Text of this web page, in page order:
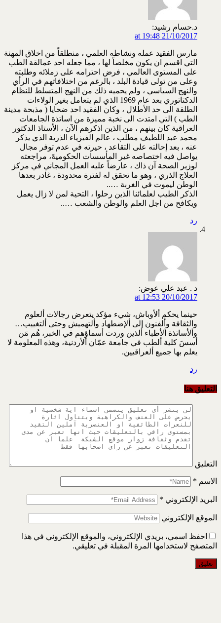
د.حسام رشيد:
21/10/2017 at 19:48
مارس الفقيد عمله ونشاطه العلمي ، منطلقاً من اخلاق المهنة
التي اقسم ان يكون مخلصاً لها ، مما جعله احد عمالقة الطب
على المستوى العالمي ، فرض احترامه على زملائه وطلبته
وعلى من تولى قيادة البلد ، بالرغم من اختلافاتهم في الرأي
والنهج السياسي ، ولم يحميه ذلك من النهج المتسلط للنظام
الدكتاتوري بعد عام 1969 الذي لم يتعامل بغير الولاءات
الطلقة الى حد الأطلال ، وكان الفقيد احد ضحايا ( مذبحة مدينة
الطب ) التي امتدت الى نخبة مميزة من اساتذة الجامعات
العراقية كان بينهم ، من الذين اذكرهم الآن ، الأستاذ الدكتور
محمد عبد اللطيف مطلب ، عالم الفيزياء الذرية الذي يذكر
عنه ، بعد إحالته على التقاعد ، حيرته في عدم توفر مجال
يواصل فيه اختصاصه غير المأسسات الحكوميهً، مراجعته
لوزير الصحة آن ذاك ، عارضاً عليه العمل المجاني في مركز
العلاج الذري ، وهو ما تحقق له لفترة محدودة ، غادر بعدها
الوطن ليموت في الغربة …..
الذكر الطيب لعلمائنا الذين رحلوا ، التحية لمن لا زال يعمل
ويكافح من اجل العلم والوطن والشعب …..
رد
د . عبد علي عوض:
20/10/2017 at 12:53
حينما يحكم ألأوباش، شيء مؤكد يتعرض رجالات ألعلوم
والثقافة وألفنون إلى ألإضطهاد وألتهميش وحتى ألتغييب…
وألأساتذة ألأطباء ألذين وردت أسماؤهم في الخبر، هُم مَن
أسسَ كلية ألطب في جامعة عمّان ألأردنية، وهذه المعلومة لا
يعلم بها جميع ألعراقيين.
رد
التعليق هنا
التعليق
الاسم *
البريد الإلكتروني *
الموقع الإلكتروني
احفظ اسمي، بريدي الإلكتروني، والموقع الإلكتروني في هذا
المتصفح لاستخدامها المرة المقبلة في تعليقي.